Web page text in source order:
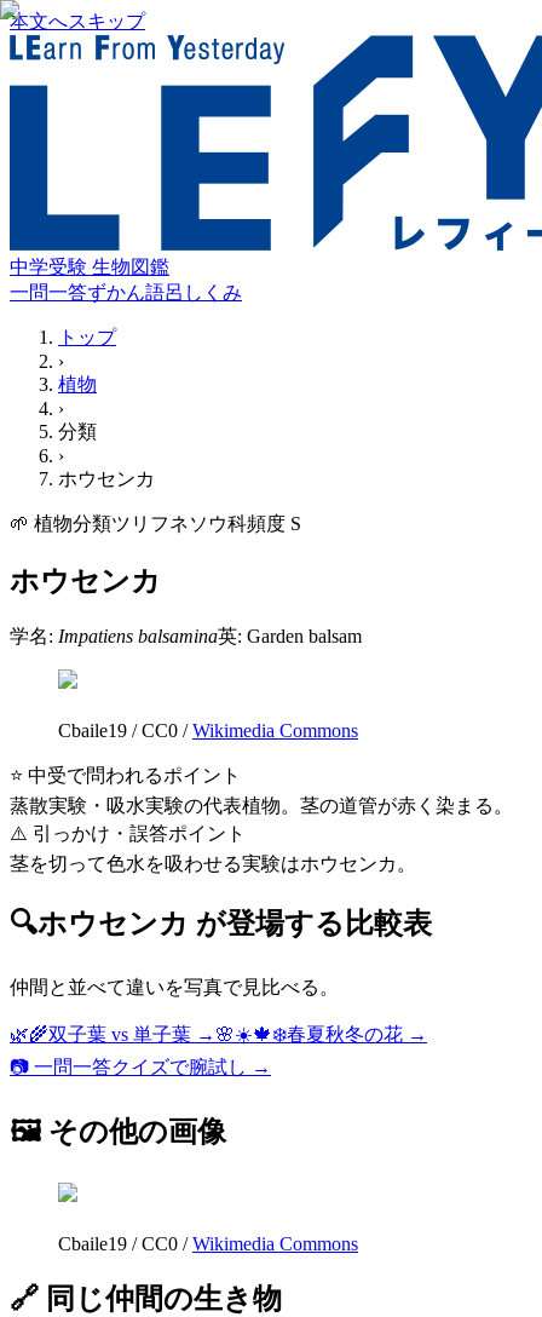
本文へスキップ
中学受験 生物図鑑
一問一答ずかん語呂 しくみ
トップ
›
植物
›
分類
›
ホウセンカ
🌱 植物分類ツリフネソウ科頻度 S
ホウセンカ
学名: Impatiens balsamina英: Garden balsam
Cbaile19 /CC0 / Wikimedia Commons
⭐ 中受で問われるポイント
蒸散実験・吸水実験の代表植物。茎の道管が赤く染まる。
⚠️ 引っかけ・誤答ポイント
茎を切って色水を吸わせる実験はホウセンカ。
🔍ホウセンカ が登場する比較表
仲間と並べて違いを写真で見比べる。
🌿🌾双子葉 vs 単子葉 → 🌸☀️🍁❄️春夏秋冬の花 →
📷 一問一答クイズで腕試し →
🖼 その他の画像
Cbaile19 /CC0 / Wikimedia Commons
🔗 同じ仲間の生き物